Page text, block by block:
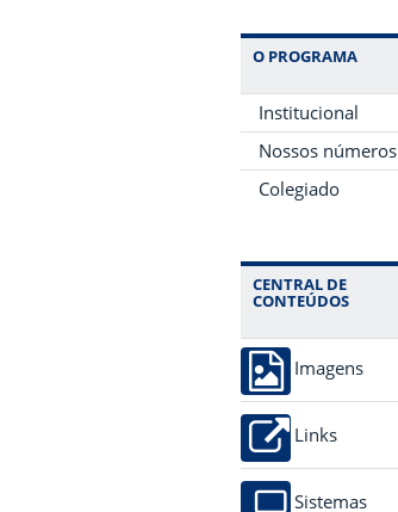
O PROGRAMA
Institucional
Nossos números
Colegiado
CENTRAL DE
CONTEÚDOS
Imagens
Links
Sistemas